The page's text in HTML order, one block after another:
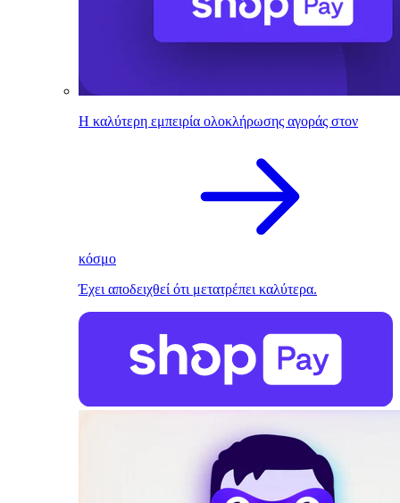
Η καλύτερη εμπειρία ολοκλήρωσης αγοράς στον
κόσμο
Έχει αποδειχθεί ότι μετατρέπει καλύτερα.